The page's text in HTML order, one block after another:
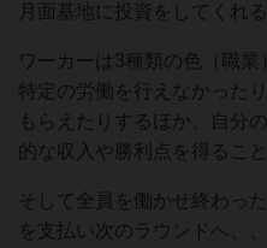
月面基地に投資をしてくれ
ワーカーは3種類の色（職
特定の労働を行えなかった
もらえたりするほか、自分
的な収入や勝利点を得ること
そして全員を働かせ終わっ
を支払い次のラウンドへ、